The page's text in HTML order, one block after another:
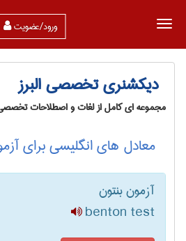
ورود/عضویت
دیکشنری تخصصی البرز
مجموعه ای کامل از لغات و اصطلاحات
معادل های انگلیسی برای
آزمون بنتون
benton test